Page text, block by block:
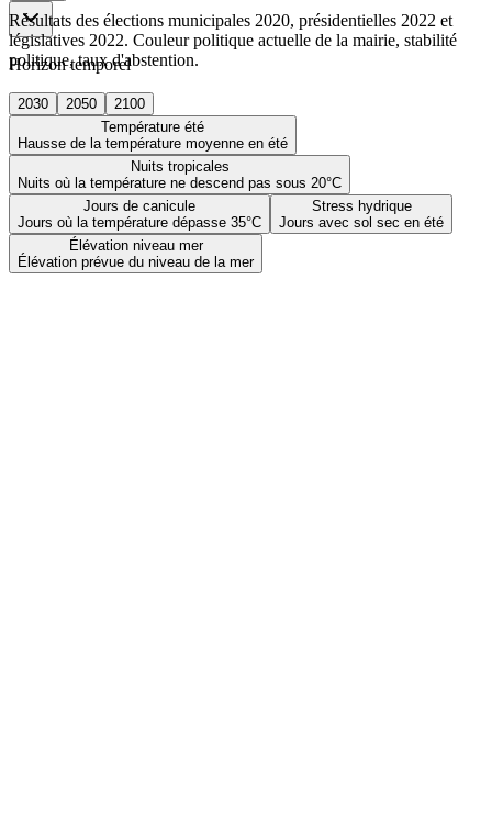
Horizon temporel
2030 2050
2100
Température été
Hausse de la température moyenne en été
Nuits tropicales
Nuits où la température ne descend pas sous 20°C
Jours de canicule
Jours où la température dépasse 35°C
Stress hydrique
Jours avec sol sec en été
Élévation niveau mer
Élévation prévue du niveau de la mer
Résultats des élections municipales 2020, présidentielles 2022 et
législatives 2022. Couleur politique actuelle de la mairie, stabilité
politique, taux d'abstention.